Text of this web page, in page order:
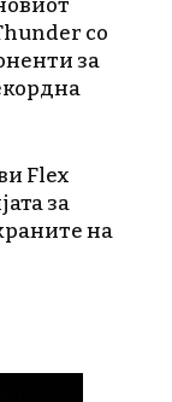
со
за
Flex
за
на